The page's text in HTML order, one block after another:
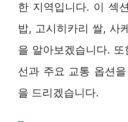
한 지역입니다. 이 섹
밥, 고시히카리 쌀, 사
을 알아보겠습니다.
선과 주요 교통 옵션
을 드리겠습니다.